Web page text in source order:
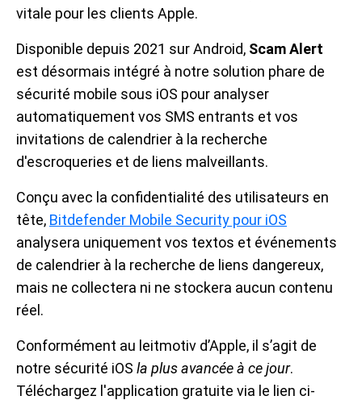
vitale pour les clients Apple.
Disponible depuis 2021 sur Android, Scam Alert
est désormais intégré à notre solution phare de
sécurité mobile sous iOS pour analyser
automatiquement vos SMS entrants et vos
invitations de calendrier à la recherche
d'escroqueries et de liens malveillants.
Conçu avec la confidentialité des utilisateurs en
tête, Bitdefender Mobile Security pour iOS
analysera uniquement vos textos et événements
de calendrier à la recherche de liens dangereux,
mais ne collectera ni ne stockera aucun contenu
réel.
Conformément au leitmotiv d’Apple, il s’agit de
notre sécurité iOS la plus avancée à ce jour.
Téléchargez l'application gratuite via le lien ci-